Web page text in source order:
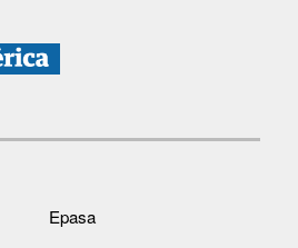
Epasa